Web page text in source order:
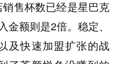
售杯数已经是星巴克
金额则是2倍。稳定、
及快速加盟扩张的战